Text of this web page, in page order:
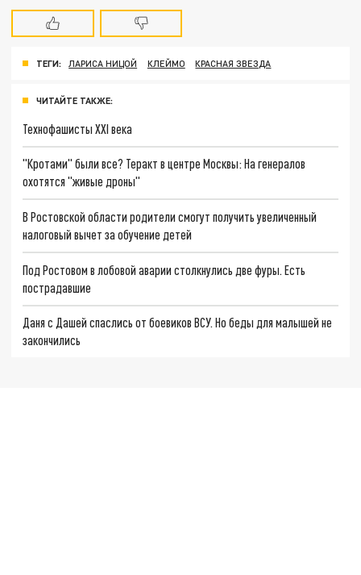
ТЕГИ: ЛАРИСА НИЦОЙ КЛЕЙМО КРАСНАЯ ЗВЕЗДА
ЧИТАЙТЕ ТАКЖЕ:
Технофашисты XXI века
"Кротами" были все? Теракт в центре Москвы: На генералов
охотятся "живые дроны"
В Ростовской области родители смогут получить увеличенный
налоговый вычет за обучение детей
Под Ростовом в лобовой аварии столкнулись две фуры. Есть
пострадавшие
Даня с Дашей спаслись от боевиков ВСУ. Но беды для малышей не
закончились